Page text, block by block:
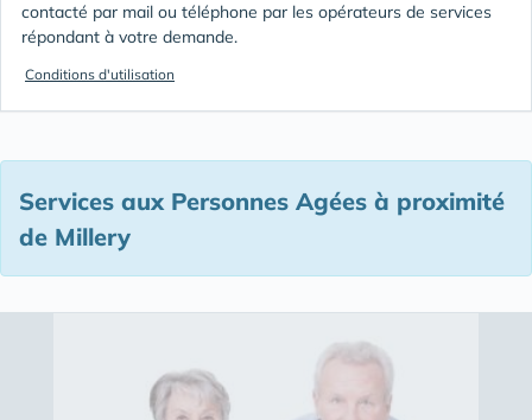
contacté par mail ou téléphone par les opérateurs de services
répondant à votre demande.
Conditions d'utilisation
Services aux Personnes Agées à proximité
de Millery